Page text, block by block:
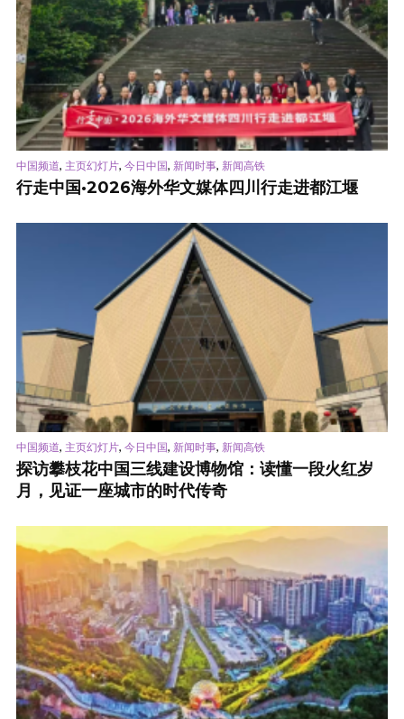
中国频道, 主页幻灯片, 今日中国, 新闻时事, 新闻高铁
行走中国·2026海外华文媒体四川行走进都江堰
中国频道, 主页幻灯片, 今日中国, 新闻时事, 新闻高铁
探访攀枝花中国三线建设博物馆：读懂一段火红岁
月，见证一座城市的时代传奇